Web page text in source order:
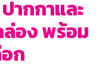
ากกาและ
อง พร้อม
ก